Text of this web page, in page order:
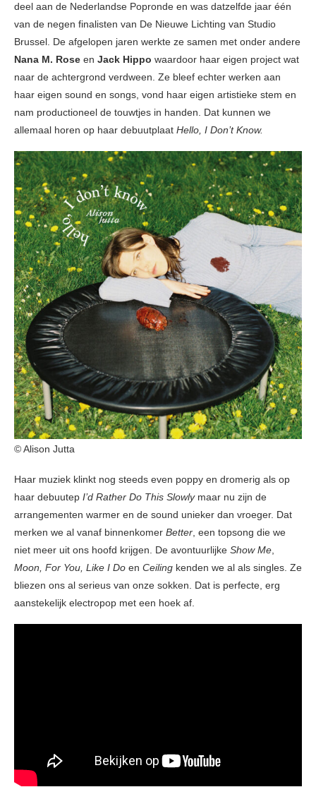
deel aan de Nederlandse Popronde en was datzelfde jaar één
van de negen finalisten van De Nieuwe Lichting van Studio
Brussel. De afgelopen jaren werkte ze samen met onder andere
Nana M. Rose en Jack Hippo waardoor haar eigen project wat
naar de achtergrond verdween. Ze bleef echter werken aan
haar eigen sound en songs, vond haar eigen artistieke stem en
nam productioneel de touwtjes in handen. Dat kunnen we
allemaal horen op haar debuutplaat Hello, I Don’t Know.
© Alison Jutta
Haar muziek klinkt nog steeds even poppy en dromerig als op
haar debuutep I’d Rather Do This Slowly maar nu zijn de
arrangementen warmer en de sound unieker dan vroeger. Dat
merken we al vanaf binnenkomer Better, een topsong die we
niet meer uit ons hoofd krijgen. De avontuurlijke Show Me,
Moon, For You, Like I Do en Ceiling kenden we al als singles. Ze
bliezen ons al serieus van onze sokken. Dat is perfecte, erg
aanstekelijk electropop met een hoek af.